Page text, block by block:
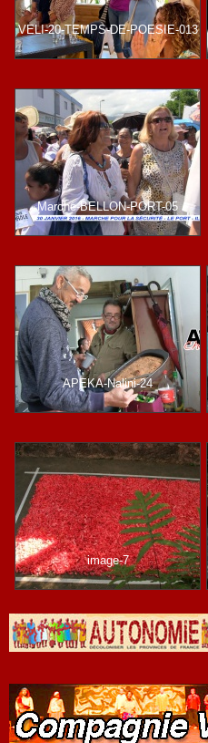
VELI-20-TEMPS-DE-POESIE-013
Marche-BELLON-PORT-05
APEKA-Nalini-24
image-7